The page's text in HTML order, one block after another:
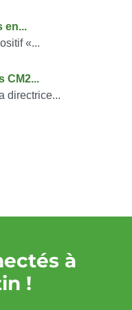
en...
«...
CM2...
directrice...
à
!